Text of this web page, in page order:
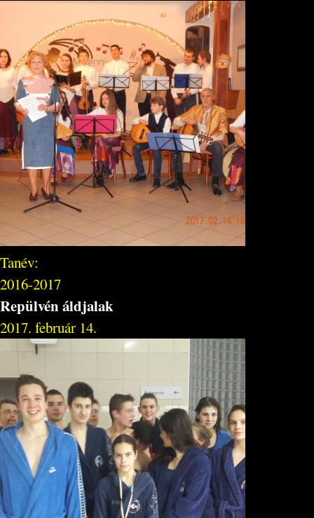
Tanév:
2016-2017
Repülvén áldjalak
2017. február 14.